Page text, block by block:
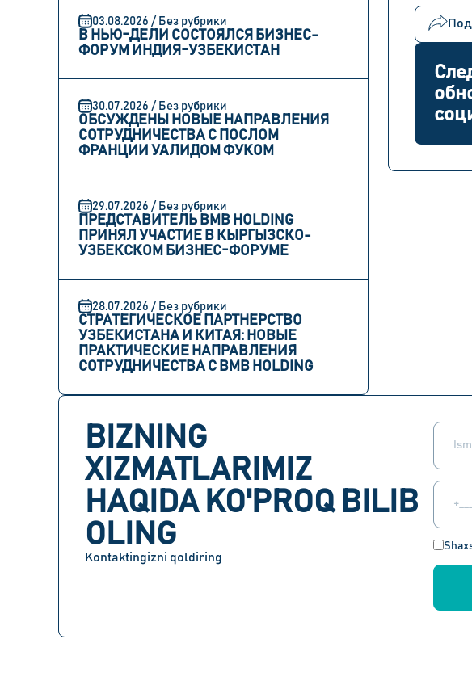
03.08.2026 / Без рубрики
В НЬЮ-ДЕЛИ СОСТОЯЛСЯ БИЗНЕС-
ФОРУМ ИНДИЯ-УЗБЕКИСТАН
30.07.2026 / Без рубрики
ОБСУЖДЕНЫ НОВЫЕ НАПРАВЛЕНИЯ
СОТРУДНИЧЕСТВА С ПОСЛОМ
ФРАНЦИИ УАЛИДОМ ФУКОМ
29.07.2026 / Без рубрики
ПРЕДСТАВИТЕЛЬ BMB HOLDING
ПРИНЯЛ УЧАСТИЕ В КЫРГЫЗСКО-
УЗБЕКСКОМ БИЗНЕС-ФОРУМЕ
28.07.2026 / Без рубрики
СТРАТЕГИЧЕСКОЕ ПАРТНЕРСТВО
УЗБЕКИСТАНА И КИТАЯ: НОВЫЕ
ПРАКТИЧЕСКИЕ НАПРАВЛЕНИЯ
СОТРУДНИЧЕСТВА С BMB HOLDING
BIZNING
XIZMATLARIMIZ
HAQIDA KO'PROQ BILIB
OLING
Kontaktingizni qoldiring